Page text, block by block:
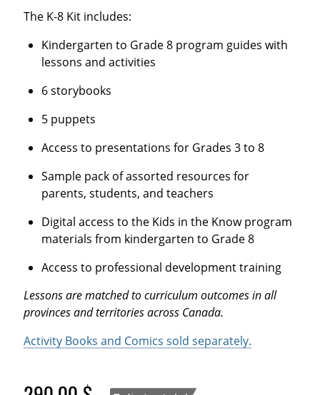
The K-8 Kit includes:
Kindergarten to Grade 8 program guides with
lessons and activities
6 storybooks
5 puppets
Access to presentations for Grades 3 to 8
Sample pack of assorted resources for
parents, students, and teachers
Digital access to the Kids in the Know program
materials from kindergarten to Grade 8
Access to professional development training
Lessons are matched to curriculum outcomes in all
provinces and territories across Canada.
Activity Books and Comics sold separately.